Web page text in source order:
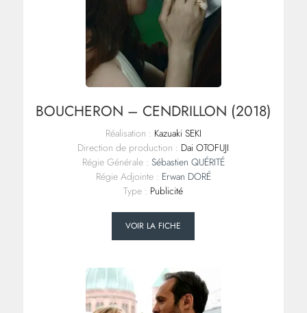
BOUCHERON – CENDRILLON (2018)
Réalisation : Kazuaki SEKI
Direction de production : Dai OTOFUJI
Régie Générale : Sébastien QUÉRITÉ
Régie Adjointe : Erwan DORÉ
Type : Publicité
VOIR LA FICHE